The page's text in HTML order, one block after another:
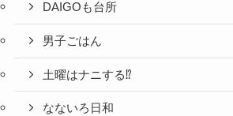
DAIGOも台所
男子ごはん
土曜はナニする⁉
なないろ日和